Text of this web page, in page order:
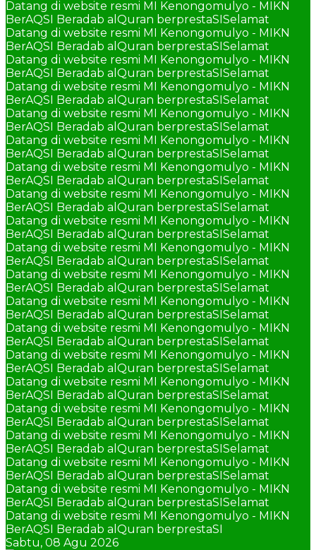
Datang di website resmi MI Kenongomulyo - MIKN
BerAQSI Beradab alQuran berprestaSISelamat
Datang di website resmi MI Kenongomulyo - MIKN
BerAQSI Beradab alQuran berprestaSISelamat
Datang di website resmi MI Kenongomulyo - MIKN
BerAQSI Beradab alQuran berprestaSISelamat
Datang di website resmi MI Kenongomulyo - MIKN
BerAQSI Beradab alQuran berprestaSISelamat
Datang di website resmi MI Kenongomulyo - MIKN
BerAQSI Beradab alQuran berprestaSISelamat
Datang di website resmi MI Kenongomulyo - MIKN
BerAQSI Beradab alQuran berprestaSISelamat
Datang di website resmi MI Kenongomulyo - MIKN
BerAQSI Beradab alQuran berprestaSISelamat
Datang di website resmi MI Kenongomulyo - MIKN
BerAQSI Beradab alQuran berprestaSISelamat
Datang di website resmi MI Kenongomulyo - MIKN
BerAQSI Beradab alQuran berprestaSISelamat
Datang di website resmi MI Kenongomulyo - MIKN
BerAQSI Beradab alQuran berprestaSISelamat
Datang di website resmi MI Kenongomulyo - MIKN
BerAQSI Beradab alQuran berprestaSISelamat
Datang di website resmi MI Kenongomulyo - MIKN
BerAQSI Beradab alQuran berprestaSISelamat
Datang di website resmi MI Kenongomulyo - MIKN
BerAQSI Beradab alQuran berprestaSISelamat
Datang di website resmi MI Kenongomulyo - MIKN
BerAQSI Beradab alQuran berprestaSISelamat
Datang di website resmi MI Kenongomulyo - MIKN
BerAQSI Beradab alQuran berprestaSISelamat
Datang di website resmi MI Kenongomulyo - MIKN
BerAQSI Beradab alQuran berprestaSISelamat
Datang di website resmi MI Kenongomulyo - MIKN
BerAQSI Beradab alQuran berprestaSISelamat
Datang di website resmi MI Kenongomulyo - MIKN
BerAQSI Beradab alQuran berprestaSISelamat
Datang di website resmi MI Kenongomulyo - MIKN
BerAQSI Beradab alQuran berprestaSISelamat
Datang di website resmi MI Kenongomulyo - MIKN
BerAQSI Beradab alQuran berprestaSI
Sabtu, 08 Agu 2026